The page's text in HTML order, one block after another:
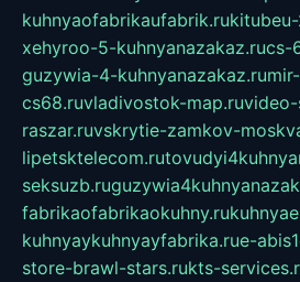
kuhnyaofabrikaufabrik.ru
xehyroo-5-kuhnyanazakaz.rucs-
guzywia-4-kuhnyanazakaz.ru
cs68.ruvladivostok-map.ruvideo-
raszar.ruvskrytie-zamkov-
lipetsktelecom.ru
seksuzb.ru
fabrikaofabrikaokuhny.ru
kuhnyaykuhnyayfabrika.rue-
store-brawl-stars.rukts-